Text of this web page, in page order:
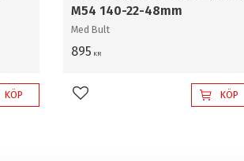
KÖP
M54 140-22-48mm
Med Bult
895 KR
Lägg till i favoriter KÖP